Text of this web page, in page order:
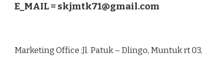
E_MAIL = skjmtk71@gmail.com
Marketing Office :Jl. Patuk – Dlingo, Muntuk rt 03,